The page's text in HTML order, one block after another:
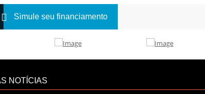
Simule seu financiamento
NOTÍCIAS